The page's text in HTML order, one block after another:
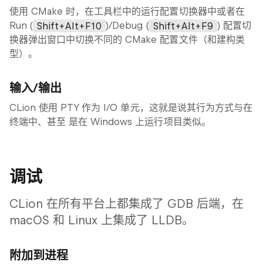
使用 CMake 时，在工具栏中的运行配置切换器中或者在
Run ( Shift+Alt+F10 )/Debug ( Shift+Alt+F9 ) 配置切
换器弹出窗口中切换不同的 CMake 配置文件（和建构类
型）。
输入/输出
CLion 使用 PTY 作为 I/O 单元，这就是说其行为方式与在
终端中、甚至 是在 Windows 上运行项目类似。
调试
CLion 在所有平台上都集成了 GDB 后端，在
macOS 和 Linux 上集成了 LLDB。
附加到进程